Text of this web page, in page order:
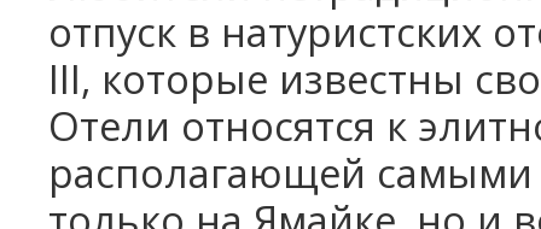
отпуск в натуристских
III, которые известны
Отели относятся к
располагающей